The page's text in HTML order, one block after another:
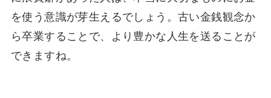
を使う意識が芽生えるでしょう。古い金銭観念か
ら卒業することで、より豊かな人生を送ることが
できますね。